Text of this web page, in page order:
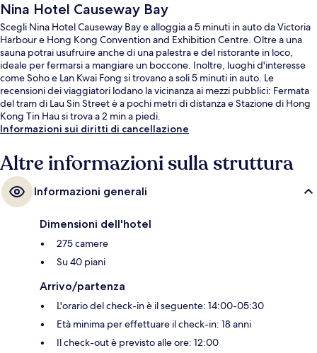
Nina Hotel Causeway Bay
Scegli Nina Hotel Causeway Bay e alloggia a 5 minuti in auto da Victoria
Harbour e Hong Kong Convention and Exhibition Centre. Oltre a una
sauna potrai usufruire anche di una palestra e del ristorante in loco,
ideale per fermarsi a mangiare un boccone. Inoltre, luoghi d'interesse
come Soho e Lan Kwai Fong si trovano a soli 5 minuti in auto. Le
recensioni dei viaggiatori lodano la vicinanza ai mezzi pubblici: Fermata
del tram di Lau Sin Street è a pochi metri di distanza e Stazione di Hong
Kong Tin Hau si trova a 2 min a piedi.
Informazioni sui diritti di cancellazione
Altre informazioni sulla struttura
Informazioni generali
Dimensioni dell'hotel
275 camere
Su 40 piani
Arrivo/partenza
L'orario del check-in è il seguente: 14:00-05:30
Età minima per effettuare il check-in: 18 anni
Il check-out è previsto alle ore: 12:00